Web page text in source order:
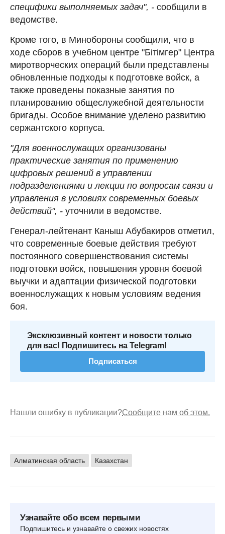
специфики выполняемых задач", - сообщили в
ведомстве.
Кроме того, в Минобороны сообщили, что в
ходе сборов в учебном центре "Бітімгер" Центра
миротворческих операций были представлены
обновленные подходы к подготовке войск, а
также проведены показные занятия по
планированию общеслужебной деятельности
бригады. Особое внимание уделено развитию
сержантского корпуса.
"Для военнослужащих организованы
практические занятия по применению
цифровых решений в управлении
подразделениями и лекции по вопросам связи и
управления в условиях современных боевых
действий", - уточнили в ведомстве.
Генерал-лейтенант Каныш Абубакиров отметил,
что современные боевые действия требуют
постоянного совершенствования системы
подготовки войск, повышения уровня боевой
выучки и адаптации физической подготовки
военнослужащих к новым условиям ведения
боя.
Эксклюзивный контент и новости только
для вас! Подпишитесь на Telegram!
Подписаться
Нашли ошибку в публикации?Сообщите нам об этом.
Алматинская область Казахстан
Узнавайте обо всем первыми
Подпишитесь и узнавайте о свежих новостях